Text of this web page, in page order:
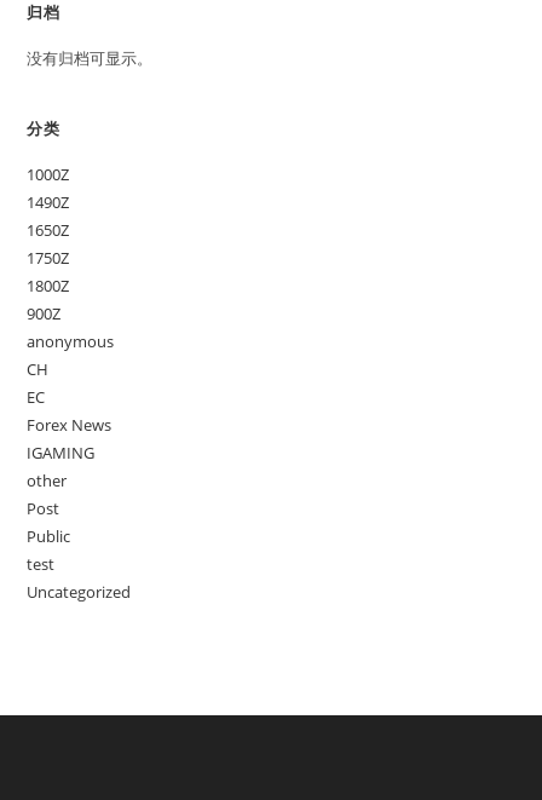
归档
没有归档可显示。
分类
1000Z
1490Z
1650Z
1750Z
1800Z
900Z
anonymous
CH
EC
Forex News
IGAMING
other
Post
Public
test
Uncategorized